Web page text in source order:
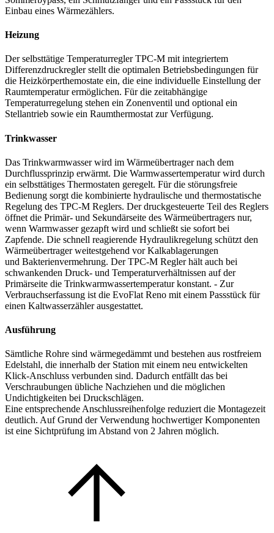
Einbau eines Wärmezählers.
Heizung
Der selbsttätige Temperaturregler TPC-M mit integriertem
Differenzdruckregler stellt die optimalen Betriebsbedingungen für
die Heizkörperthemostate ein, die eine individuelle Einstellung der
Raumtemperatur ermöglichen. Für die zeitabhängige
Temperaturregelung stehen ein Zonenventil und optional ein
Stellantrieb sowie ein Raumthermostat zur Verfügung.
Trinkwasser
Das Trinkwarmwasser wird im Wärmeübertrager nach dem
Durchflussprinzip erwärmt. Die Warmwassertemperatur wird durch
ein selbsttätiges Thermostaten geregelt. Für die störungsfreie
Bedienung sorgt die kombinierte hydraulische und thermostatische
Regelung des TPC-M Reglers. Der druckgesteuerte Teil des Reglers
öffnet die Primär- und Sekundärseite des Wärmeübertragers nur,
wenn Warmwasser gezapft wird und schließt sie sofort bei
Zapfende. Die schnell reagierende Hydraulikregelung schützt den
Wärmeübertrager weitestgehend vor Kalkablagerungen
und Bakterienvermehrung. Der TPC-M Regler hält auch bei
schwankenden Druck- und Temperaturverhältnissen auf der
Primärseite die Trinkwarmwassertemperatur konstant. - Zur
Verbrauchserfassung ist die EvoFlat Reno mit einem Passstück für
einen Kaltwasserzähler ausgestattet.
Ausführung
Sämtliche Rohre sind wärmegedämmt und bestehen aus rostfreiem
Edelstahl, die innerhalb der Station mit einem neu entwickelten
Klick-Anschluss verbunden sind. Dadurch entfällt das bei
Verschraubungen übliche Nachziehen und die möglichen
Undichtigkeiten bei Druckschlägen.
Eine entsprechende Anschlussreihenfolge reduziert die Montagezeit
deutlich. Auf Grund der Verwendung hochwertiger Komponenten
ist eine Sichtprüfung im Abstand von 2 Jahren möglich.